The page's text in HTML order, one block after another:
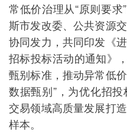
常低价治理从“原则要求
斯市发改委、公共资源
协同发力，共同印发《
招标投标活动的通知》
甄别标准，推动异常低
数据甄别”，为优化招
交易领域高质量发展打
样本。